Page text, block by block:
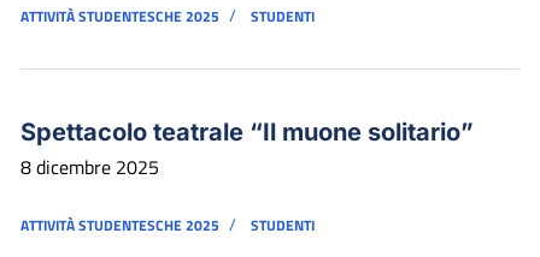
ATTIVITÀ STUDENTESCHE 2025 / STUDENTI
Spettacolo teatrale “Il muone solitario”
8 dicembre 2025
ATTIVITÀ STUDENTESCHE 2025 / STUDENTI